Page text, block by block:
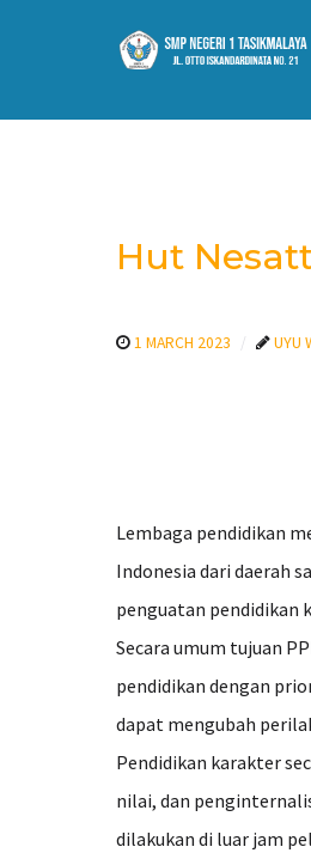
Hut
1 MARCH 2023 UYU
Lembaga pendidikan
Indonesia dari daerah
penguatan pendidikan
Secara umum tujuan
pendidikan dengan
dapat mengubah
Pendidikan karakter
nilai, dan
dilakukan di luar jam